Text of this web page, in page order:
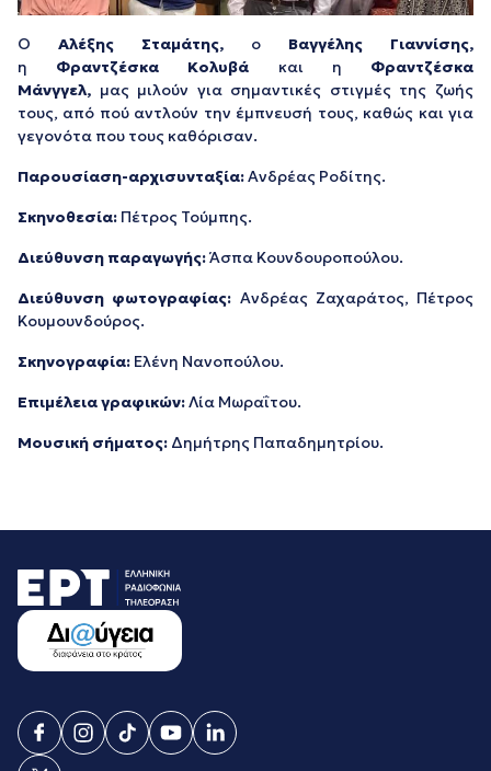
Ο Αλέξης Σταμάτης, ο Βαγγέλης Γιαννίσης,
η Φραντζέσκα Κολυβά και η Φραντζέσκα
Μάνγγελ, μας μιλούν για σημαντικές στιγμές της ζωής
τους, από πού αντλούν την έμπνευσή τους, καθώς και για
γεγονότα που τους καθόρισαν.
Παρουσίαση-αρχισυνταξία:Ανδρέας Ροδίτης.
Σκηνοθεσία: Πέτρος Τούμπης.
Διεύθυνση παραγωγής:Άσπα Κουνδουροπούλου.
Διεύθυνση φωτογραφίας: Ανδρέας Ζαχαράτος, Πέτρος
Κουμουνδούρος.
Σκηνογραφία: Ελένη Νανοπούλου.
Επιμέλεια γραφικών:Λία Μωραΐτου.
Μουσική σήματος: Δημήτρης Παπαδημητρίου.